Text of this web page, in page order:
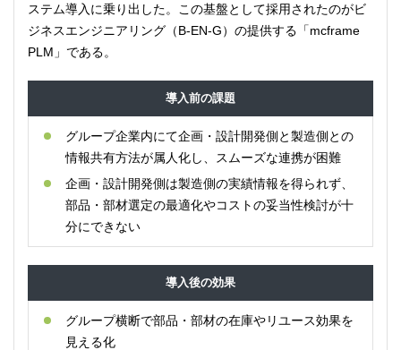
ステム導入に乗り出した。この基盤として採用されたのがビ
ジネスエンジニアリング（B-EN-G）の提供する「mcframe
PLM」である。
導入前の課題
グループ企業内にて企画・設計開発側と製造側との
情報共有方法が属人化し、スムーズな連携が困難
企画・設計開発側は製造側の実績情報を得られず、
部品・部材選定の最適化やコストの妥当性検討が十
分にできない
導入後の効果
グループ横断で部品・部材の在庫やリユース効果を
見える化